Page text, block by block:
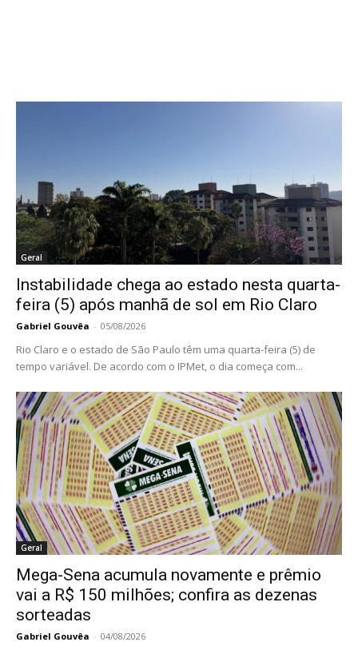
Geral
Instabilidade chega ao estado nesta quarta-
feira (5) após manhã de sol em Rio Claro
Gabriel Gouvêa - 05/08/2026
Rio Claro e o estado de São Paulo têm uma quarta-feira (5) de
tempo variável. De acordo com o IPMet, o dia começa com...
Geral
Mega-Sena acumula novamente e prêmio
vai a R$ 150 milhões; confira as dezenas
sorteadas
Gabriel Gouvêa - 04/08/2026